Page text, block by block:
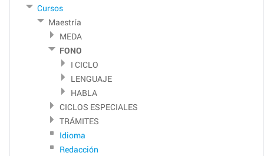
Cursos
Maestría
MEDA
FONO
I CICLO
LENGUAJE
HABLA
CICLOS ESPECIALES
TRÁMITES
Idioma
Redacción